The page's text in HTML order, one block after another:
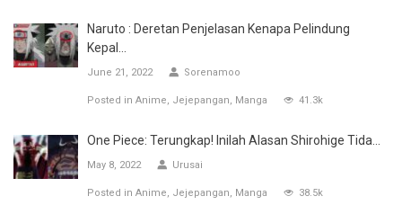
Naruto : Deretan Penjelasan Kenapa Pelindung
Kepal...
June 21, 2022 Sorenamoo
Posted in Anime Jejepangan Manga 41.3k
One Piece: Terungkap! Inilah Alasan Shirohige Tida...
May 8, 2022 Urusai
Posted in Anime Jejepangan Manga 38.5k